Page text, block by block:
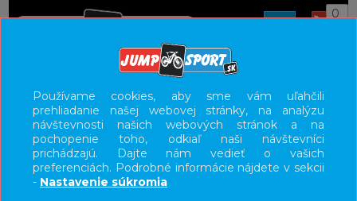
0
UŽÍVATEĽSKÝ PANEL
KATEGÓRIE
HLAVNÉ MENU
Používame cookies, aby sme vám uľahčili
prehliadanie našej webovej stránky, na analýzu
návštevnosti našich webových stránok a na
pochopenie toho, odkiaľ naši návštevníci
prichádzajú. Dajte nám vedieť o vašich
preferenciách. Podrobné informácie nájdete v sekcii
- Nastavenie súkromia